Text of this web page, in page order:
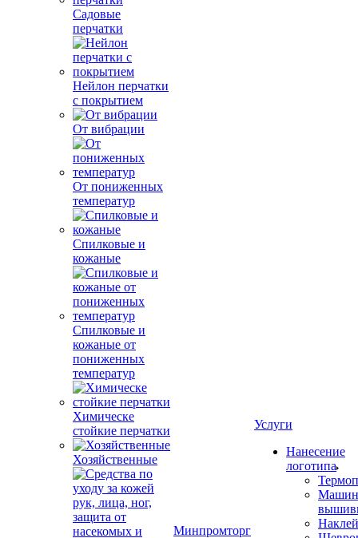
Садовые
перчатки
Нейлон перчатки
с покрытием
От вибрации
От пониженных
температур
Спилковые и
кожаные
Спилковые и
кожаные от
пониженных
температур
Химическе
стойкие перчатки
Хозяйственные
Минпромторг
Услуги
Нанесение
логотипа